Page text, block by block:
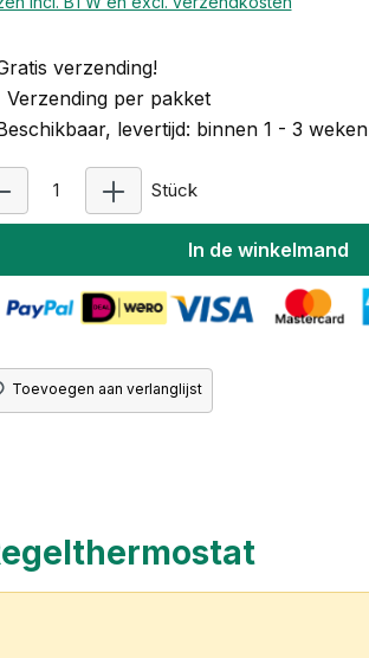
verzending!
Verzending per pakket
levertijd: binnen 1 - 3 weken
Stück
In de winkelmand
Toevoegen aan verlanglijst